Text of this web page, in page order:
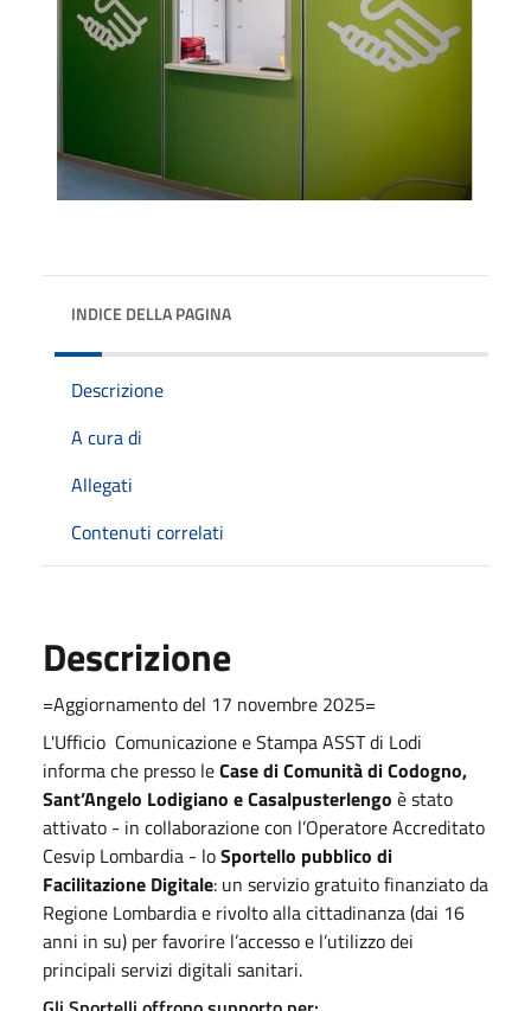
INDICE DELLA PAGINA
Descrizione
A cura di
Allegati
Contenuti correlati
Descrizione
=Aggiornamento del 17 novembre 2025=
L'Ufficio Comunicazione e Stampa ASST di Lodi
informa che presso leCase di Comunità di Codogno,
Sant’Angelo Lodigiano e Casalpusterlengo è stato
attivato - in collaborazione con l’Operatore Accreditato
Cesvip Lombardia - loSportello pubblico di
Facilitazione Digitale: un servizio gratuito finanziato da
Regione Lombardia e rivolto alla cittadinanza (dai 16
anni in su) per favorire l’accesso e l’utilizzo dei
principali servizi digitali sanitari.